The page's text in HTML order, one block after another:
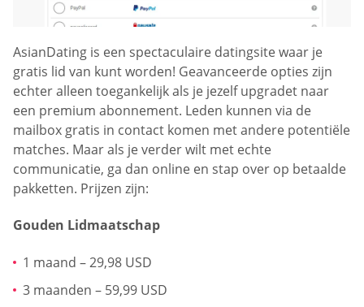
AsianDating is een spectaculaire datingsite waar je
gratis lid van kunt worden! Geavanceerde opties zijn
echter alleen toegankelijk als je jezelf upgradet naar
een premium abonnement. Leden kunnen via de
mailbox gratis in contact komen met andere potentiële
matches. Maar als je verder wilt met echte
communicatie, ga dan online en stap over op betaalde
pakketten. Prijzen zijn:
Gouden Lidmaatschap
1 maand – 29,98 USD
3 maanden – 59,99 USD